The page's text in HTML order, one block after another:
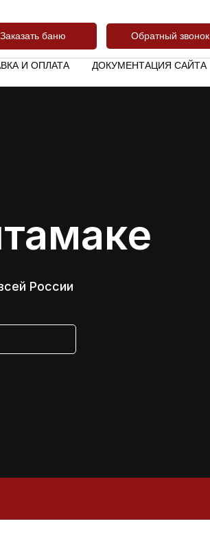
Заказать баню Обратный звонок
И ОПЛАТА ДОКУМЕНТАЦИЯ САЙТА
России